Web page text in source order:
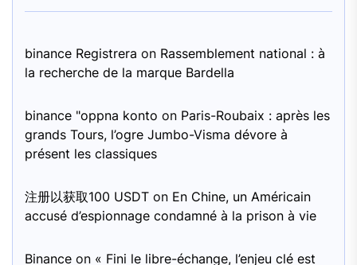
binance Registrera on Rassemblement national : à
la recherche de la marque Bardella
binance "oppna konto on Paris-Roubaix : après les
grands Tours, l’ogre Jumbo-Visma dévore à
présent les classiques
注册以获取100 USDT on En Chine, un Américain
accusé d’espionnage condamné à la prison à vie
Binance on « Fini le libre-échange, l’enjeu clé est